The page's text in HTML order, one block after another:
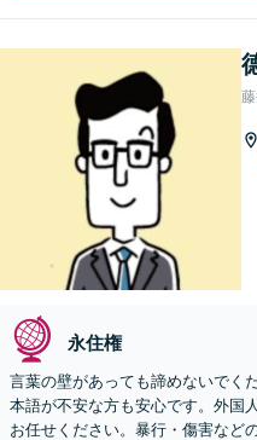
永住権
言葉の壁があっても諦めないでく
本語が不安な方も安心です。外国
お任せください。暴行・傷害など